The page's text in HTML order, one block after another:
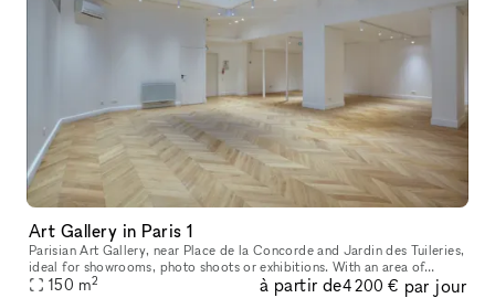
Art Gallery in Paris 1
Parisian Art Gallery, near Place de la Concorde and Jardin des Tuileries,
ideal for showrooms, photo shoots or exhibitions. With an area of
150m².
150 m2 à partir de4 200 € par jour